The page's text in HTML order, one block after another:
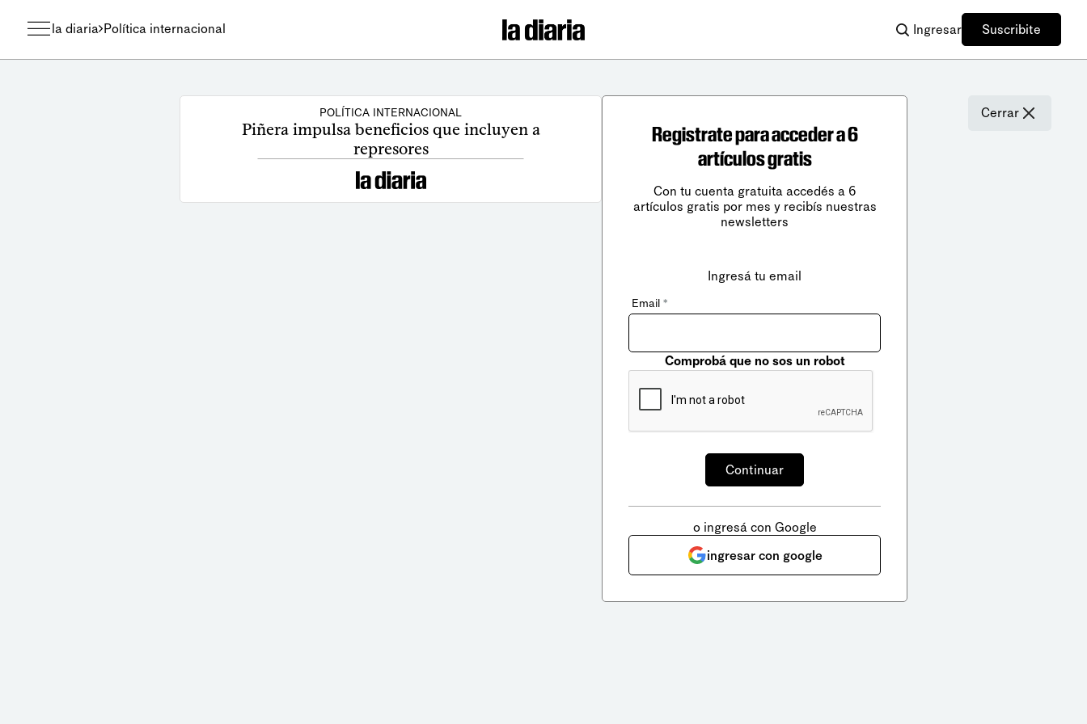
la diaria Política internacional Ingresar Suscribite
POLÍTICA INTERNACIONAL
Piñera impulsa beneficios que incluyen a
represores
Cerrar
Registrate para acceder a 6
artículos gratis
Con tu cuenta gratuita accedés a 6
artículos gratis por mes y recibís nuestras
newsletters
Ingresá tu email
Email *
Comprobá que no sos un robot
o ingresá con Google
ingresar con google